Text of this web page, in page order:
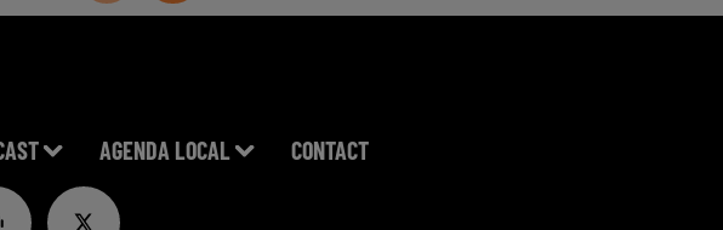
AGENDA LOCAL CONTACT